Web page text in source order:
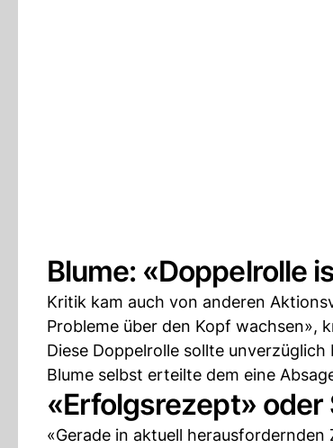
Blume: «Doppelrolle
Kritik kam auch von anderen
Probleme über den Kopf wachsen»,
Diese Doppelrolle sollte
Blume selbst erteilte dem eine
«Erfolgsrezept» oder
«Gerade in aktuell herausfordernden